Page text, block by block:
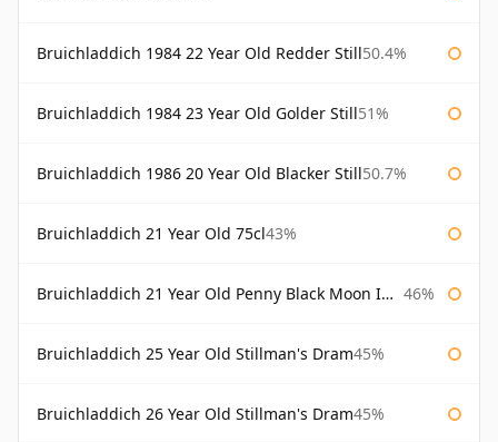
Bruichladdich 1984 22 Year Old Redder Still50.4%
Bruichladdich 1984 23 Year Old Golder Still51%
Bruichladdich 1986 20 Year Old Blacker Still50.7%
Bruichladdich 21 Year Old 75cl43%
Bruichladdich 21 Year Old Penny Black Moon Import 46%
Bruichladdich 25 Year Old Stillman's Dram45%
Bruichladdich 26 Year Old Stillman's Dram45%